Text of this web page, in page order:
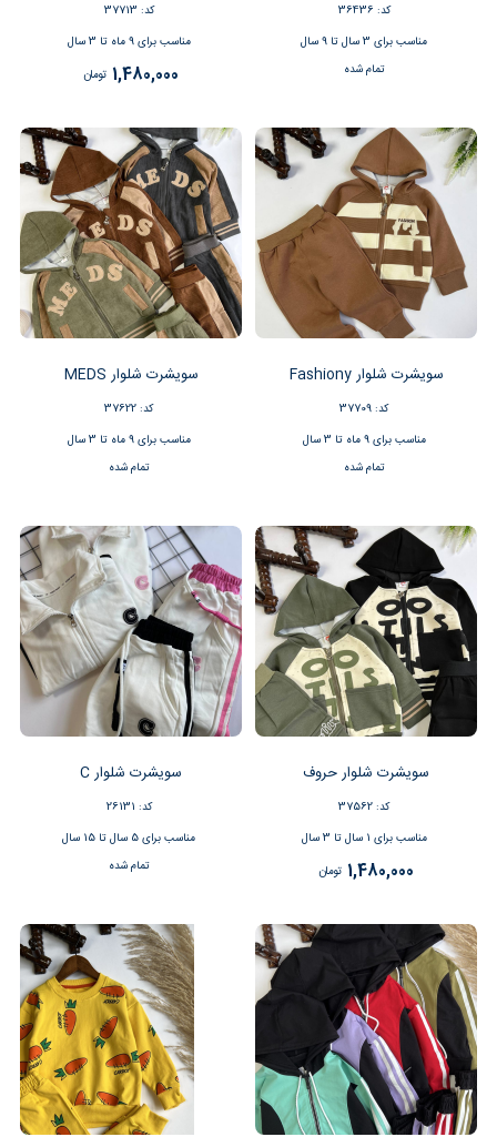
کد: 36436
مناسب برای 3 سال تا 9 سال
تمام شده
کد: 37713
مناسب برای 9 ماه تا 3 سال
1,480,000 تومان
سویشرت شلوار Fashiony
کد: 37709
مناسب برای 9 ماه تا 3 سال
تمام شده
سویشرت شلوار MEDS
کد: 37622
مناسب برای 9 ماه تا 3 سال
تمام شده
سویشرت شلوار حروف
کد: 37562
مناسب برای 1 سال تا 3 سال
1,480,000 تومان
سویشرت شلوار C
کد: 26131
مناسب برای 5 سال تا 15 سال
تمام شده